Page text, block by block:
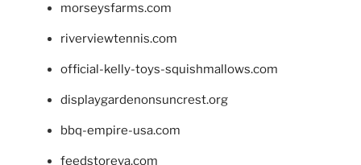
morseysfarms.com
riverviewtennis.com
official-kelly-toys-squishmallows.com
displaygardenonsuncrest.org
bbq-empire-usa.com
feedstoreva.com